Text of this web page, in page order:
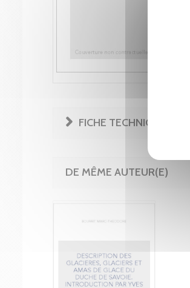
FICHE TECHNIQUE
DE MÊME AUTEUR(E)